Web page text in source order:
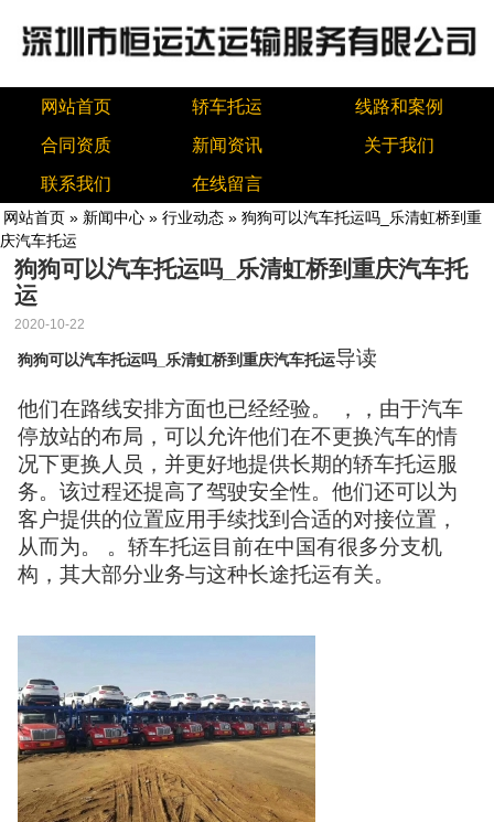
网站首页 轿车托运 线路和案例
合同资质 新闻资讯 关于我们
联系我们 在线留言
网站首页 » 新闻中心 » 行业动态 » 狗狗可以汽车托运吗_乐清虹桥到重
庆汽车托运
狗狗可以汽车托运吗_乐清虹桥到重庆汽车托
运
2020-10-22
狗狗可以汽车托运吗_乐清虹桥到重庆汽车托运导读
他们在路线安排方面也已经经验。 ，，由于汽车
停放站的布局，可以允许他们在不更换汽车的情
况下更换人员，并更好地提供长期的轿车托运服
务。该过程还提高了驾驶安全性。他们还可以为
客户提供的位置应用手续找到合适的对接位置，
从而为。 。轿车托运目前在中国有很多分支机
构，其大部分业务与这种长途托运有关。